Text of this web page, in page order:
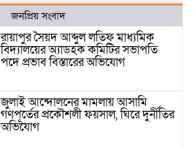
জনপ্রিয় সংবাদ
রায়াপুর সৈয়দ আব্দুল লতিফ মাধ্যমিক
বিদ্যালয়ের অ্যাডহক কমিটির সভাপতি
পদে প্রভাব বিস্তারের অভিযোগ
জুলাই আন্দোলনের মামলায় আসামি
গণপূর্তের প্রকৌশলী ফয়সাল, ঘিরে দুর্নীতির
অভিযোগ